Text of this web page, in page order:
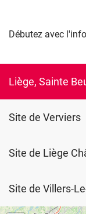
Débutez avec
Liège, Sainte
Site de Verviers
Site de Liège
Site de Villers-